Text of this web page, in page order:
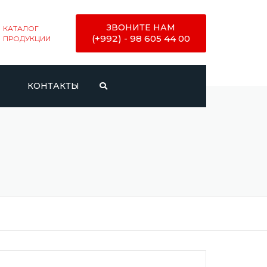
КАТАЛОГ
ПРОДУКЦИИ
ЗВОНИТЕ НАМ
(+992) - 98 605 44 00
КОНТАКТЫ